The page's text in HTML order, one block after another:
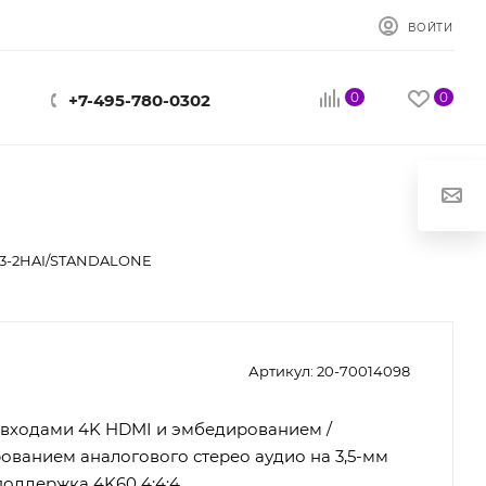
ВОЙТИ
+7-495-780-0302 0 0
2HAI/STANDALONE
Артикул: 20-70014098
4K HDMI и эмбедированием /
аналогового стерео аудио на 3,5-мм